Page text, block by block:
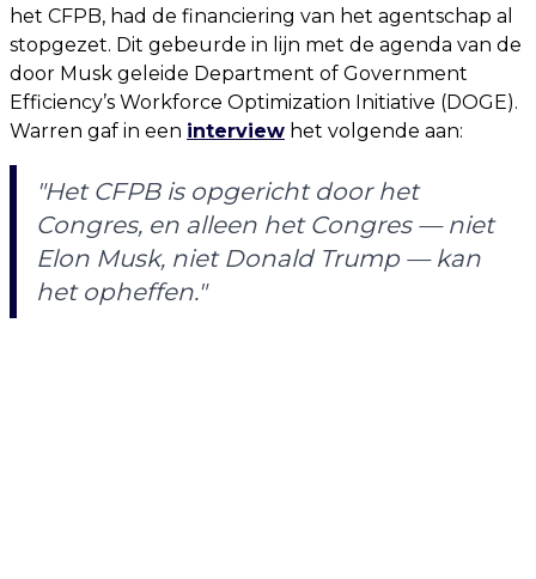
het CFPB, had de financiering van het agentschap al
stopgezet. Dit gebeurde in lijn met de agenda van de
door Musk geleide Department of Government
Efficiency’s Workforce Optimization Initiative (DOGE).
Warren gaf in een interview het volgende aan:
"Het CFPB is opgericht door het
Congres, en alleen het Congres — niet
Elon Musk, niet Donald Trump — kan
het opheffen."